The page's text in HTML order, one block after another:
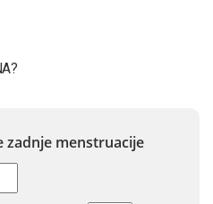
zadnje menstruacije